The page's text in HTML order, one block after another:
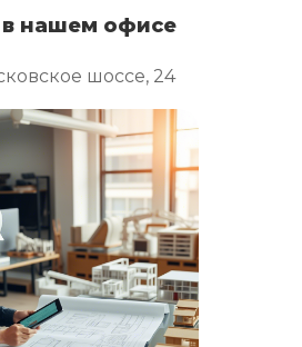
нашем офисе
шоссе, 24